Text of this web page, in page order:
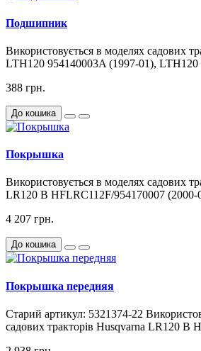
Подшипник
Використовується в моделях садових
LTH120 954140003A (1997-01), LTH120
388 грн.
До кошика
Покрышка
Використовується в моделях садових
LR120 B HFLRC112F/954170007 (2000-
4 207 грн.
До кошика
Покрышка передняя
Старий артикул: 5321374-22
садових тракторів Husqvarna LR120 B